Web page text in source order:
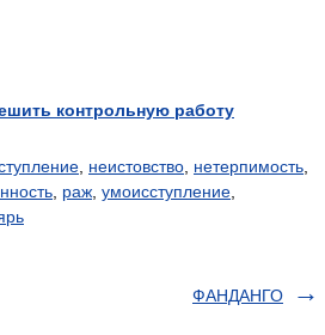
контрольную работу
неистовство нетерпимость
раж умоисступление
ФАНДАНГО